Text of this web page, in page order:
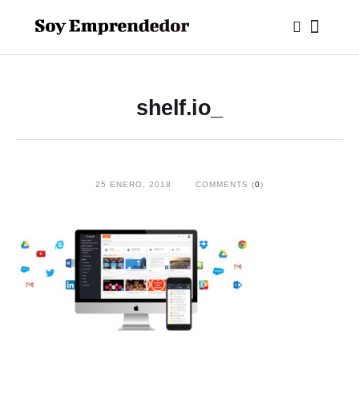
shelf.io_
25 ENERO, 2018 COMMENTS (0)